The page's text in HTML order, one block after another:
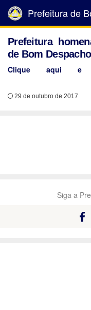
Prefeitura de
Prefeitura
de Bom Despacho
Clique aqui e
29 de outubro de 2017
Siga a